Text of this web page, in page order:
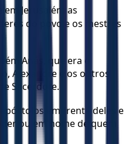
em Jerusalém as
do povo e os mestres
Anás, que era o
Alexandre e os outros
Sacerdote.
em frente deles e
ou em nome de quem